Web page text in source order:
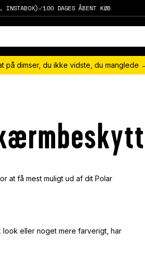
INSTABOX) 100 DAGES ÅBENT KØB
på dimser, du ikke vidste, du manglede
at få mest muligt ud af dit Polar
look eller noget mere farverigt, har